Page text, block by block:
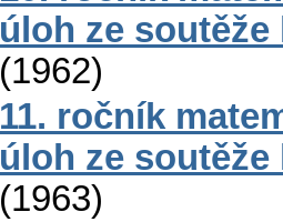
úloh ze soutěže
(1962)
11. ročník
úloh ze soutěže
(1963)